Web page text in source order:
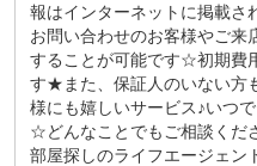
報はインターネットに掲載さ
お問い合わせのお客様やご来
することが可能です☆初期費
す★また、保証人のいない方
様にも嬉しいサービス♪いつ
☆どんなことでもご相談くだ
部屋探しのライフエージェン